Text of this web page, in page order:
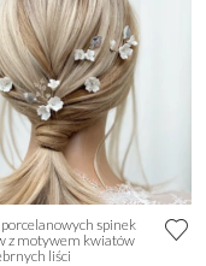
spinek
z motywem kwiatów
liści